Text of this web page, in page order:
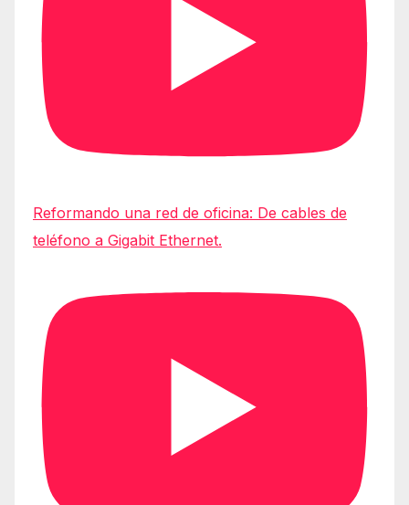
Reformando una red de oficina: De cables de
teléfono a Gigabit Ethernet.